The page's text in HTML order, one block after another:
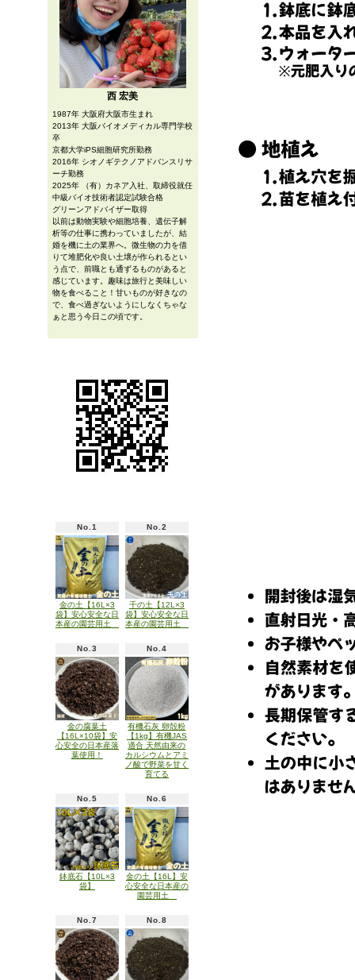
西 宏美
1987年 大阪府大阪市生まれ
2013年 大阪バイオメディカル専門学校
卒
京都大学iPS細胞研究所勤務
2016年 シオノギテクノアドバンスリサ
ーチ勤務
2025年 （有）カネア入社、取締役就任
中級バイオ技術者認定試験合格
グリーンアドバイザー取得
以前は動物実験や細胞培養、遺伝子解
析等の仕事に携わっていましたが、結
婚を機に土の業界へ。微生物の力を借
りて堆肥化や良い土壌が作られるとい
う点で、前職とも通ずるものがあると
感じています。趣味は旅行と美味しい
物を食べること！甘いものが好きなの
で、食べ過ぎないようにしなくちゃな
ぁと思う今日この頃です。
No.1
金の土【16L×3
袋】安心安全な日
本産の園芸用土
No.2
千の土【12L×3
袋】安心安全な日
本産の園芸用土
No.3
金の腐葉土
【16L×10袋】安
心安全の日本産落
葉使用！
No.4
有機石灰 卵殻粉
【1kg】有機JAS
適合 天然由来の
カルシウムとアミ
ノ酸で野菜を甘く
育てる
No.5
鉢底石【10L×3
袋】
No.6
金の土【16L】安
心安全な日本産の
園芸用土
No.7 No.8